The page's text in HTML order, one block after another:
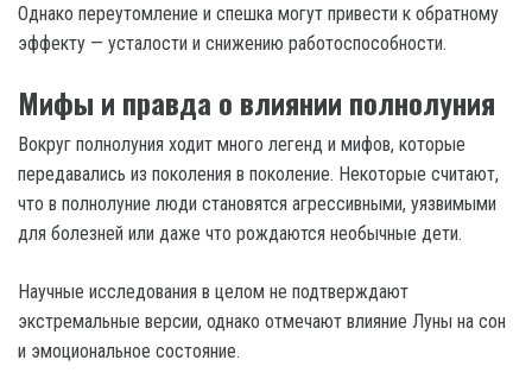
Однако переутомление и спешка могут привести к обратному
эффекту — усталости и снижению работоспособности.
Мифы и правда о влиянии полнолуния
Вокруг полнолуния ходит много легенд и мифов, которые
передавались из поколения в поколение. Некоторые считают,
что в полнолуние люди становятся агрессивными, уязвимыми
для болезней или даже что рождаются необычные дети.
Научные исследования в целом не подтверждают
экстремальные версии, однако отмечают влияние Луны на сон
и эмоциональное состояние.